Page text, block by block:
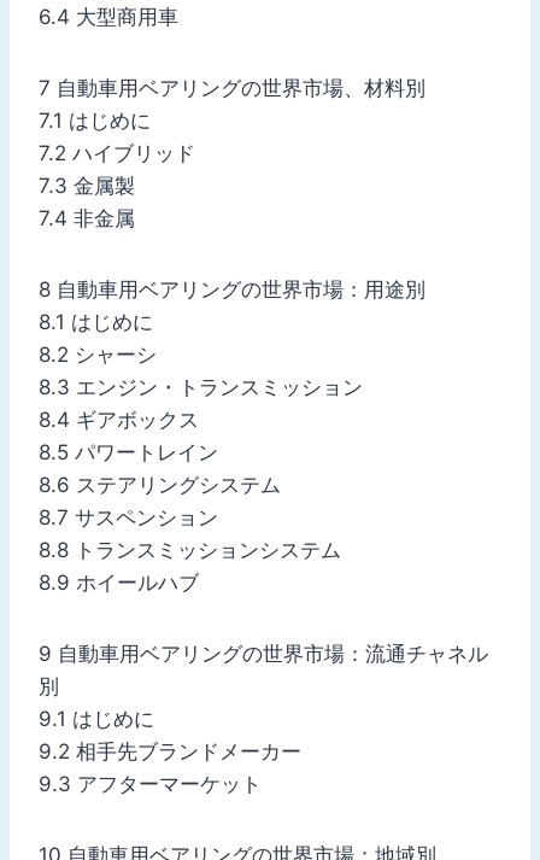
6.4 大型商用車
7 自動車用ベアリングの世界市場、材料別
7.1 はじめに
7.2 ハイブリッド
7.3 金属製
7.4 非金属
8 自動車用ベアリングの世界市場：用途別
8.1 はじめに
8.2 シャーシ
8.3 エンジン・トランスミッション
8.4 ギアボックス
8.5 パワートレイン
8.6 ステアリングシステム
8.7 サスペンション
8.8 トランスミッションシステム
8.9 ホイールハブ
9 自動車用ベアリングの世界市場：流通チャネル
別
9.1 はじめに
9.2 相手先ブランドメーカー
9.3 アフターマーケット
10 自動車用ベアリングの世界市場：地域別